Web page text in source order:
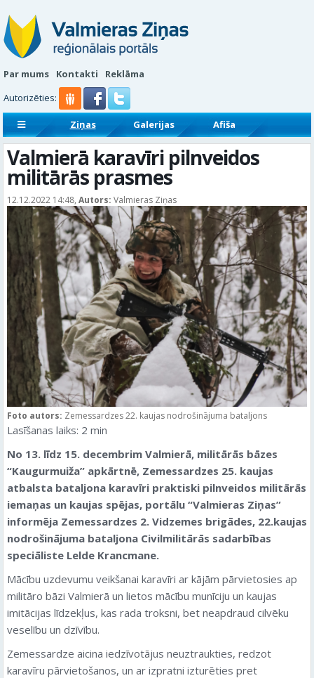
Par mums Kontakti
Reklāma
Autorizēties:
Ziņas Galerijas
Afiša
Sludinājumi
Reklāmraksti
Valmierā karavīri pilnveidos
militārās prasmes
12.12.2022 14:48, Autors: Valmieras Ziņas
Foto autors: Zemessardzes 22. kaujas nodrošinājuma bataljons
Lasīšanas laiks: 2 min
No 13. līdz 15. decembrim Valmierā, militārās bāzes
“Kaugurmuiža” apkārtnē, Zemessardzes 25. kaujas
atbalsta bataljona karavīri praktiski pilnveidos militārās
iemaņas un kaujas spējas, portālu “Valmieras Ziņas”
informēja Zemessardzes 2. Vidzemes brigādes, 22.kaujas
nodrošinājuma bataljona Civilmilitārās sadarbības
speciāliste Lelde Krancmane.
Mācību uzdevumu veikšanai karavīri ar kājām pārvietosies ap
militāro bāzi Valmierā un lietos mācību munīciju un kaujas
imitācijas līdzekļus, kas rada troksni, bet neapdraud cilvēku
veselību un dzīvību.
Zemessardze aicina iedzīvotājus neuztraukties, redzot
karavīru pārvietošanos, un ar izpratni izturēties pret